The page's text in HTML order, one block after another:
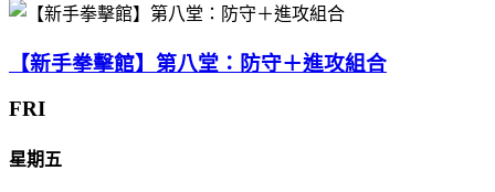
【新手拳擊館】第八堂：防守＋進攻組合
FRI
星期五